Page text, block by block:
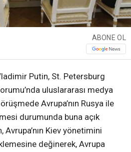
ABONE OL
Putin, St. Petersburg
uluslararası medya
Avrupa’nın Rusya ile
durumunda buna açık
Avrupa’nın Kiev yönetimini
değinerek, Avrupa